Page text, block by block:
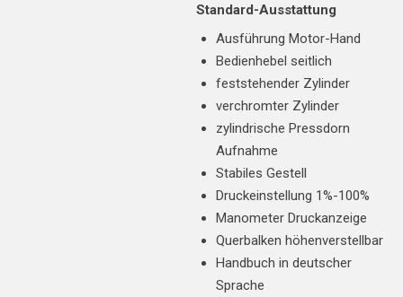
Standard-Ausstattung
Ausführung Motor-Hand
Bedienhebel seitlich
feststehender Zylinder
verchromter Zylinder
zylindrische Pressdorn
Aufnahme
Stabiles Gestell
Druckeinstellung 1%-100%
Manometer Druckanzeige
Querbalken höhenverstellbar
Handbuch in deutscher
Sprache